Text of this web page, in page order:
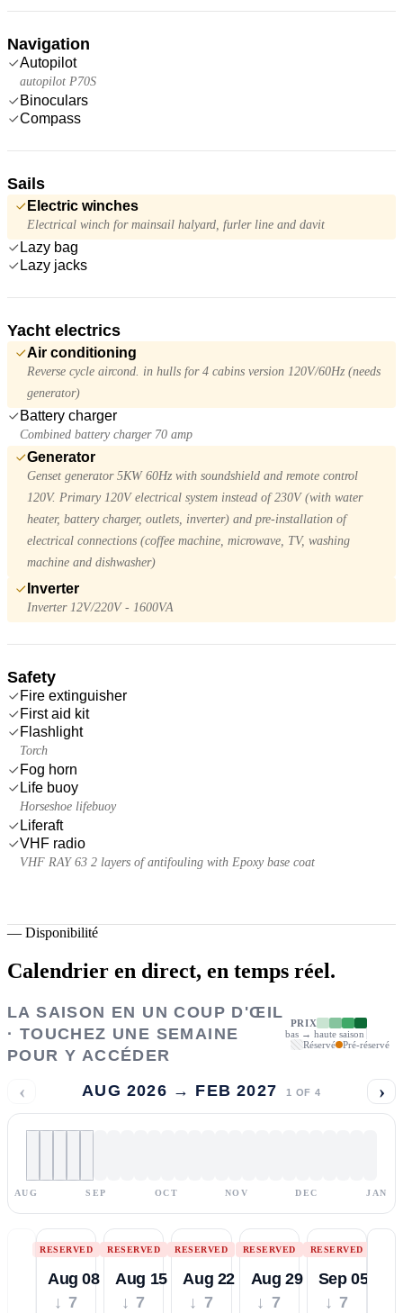
Navigation
Autopilot
autopilot P70S
Binoculars
Compass
Sails
Electric winches
Electrical winch for mainsail halyard, furler line and davit
Lazy bag
Lazy jacks
Yacht electrics
Air conditioning
Reverse cycle aircond. in hulls for 4 cabins version 120V/60Hz (needs
generator)
Battery charger
Combined battery charger 70 amp
Generator
Genset generator 5KW 60Hz with soundshield and remote control
120V. Primary 120V electrical system instead of 230V (with water
heater, battery charger, outlets, inverter) and pre-installation of
electrical connections (coffee machine, microwave, TV, washing
machine and dishwasher)
Inverter
Inverter 12V/220V - 1600VA
Safety
Fire extinguisher
First aid kit
Flashlight
Torch
Fog horn
Life buoy
Horseshoe lifebuoy
Liferaft
VHF radio
VHF RAY 63 2 layers of antifouling with Epoxy base coat
— Disponibilité
Calendrier en direct, en temps réel.
LA SAISON EN UN COUP D'ŒIL
· TOUCHEZ UNE SEMAINE
POUR Y ACCÉDER
PRIX
bas → haute saison
Réservé
Pré-réservé
‹ AUG 2026 → FEB 2027 1 OF 4 ›
AUG SEP OCT NOV DEC JAN
RESERVED
Aug 08
↓ 7
RESERVED
Aug 15
↓ 7
RESERVED
Aug 22
↓ 7
RESERVED
Aug 29
↓ 7
RESERVED
Sep 05
↓ 7